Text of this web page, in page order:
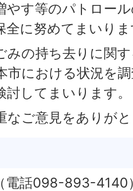
やす等のパトロー
全に努めてまいり
みの持ち去りに関
市における状況を
してまいります。
なご意見をありが
電話098-893-4140